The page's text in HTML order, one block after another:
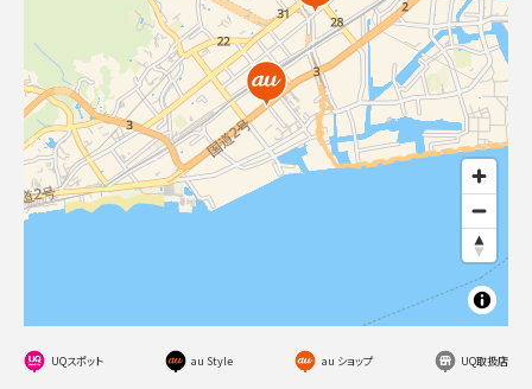
UQスポット au Style au ショップ UQ取扱店